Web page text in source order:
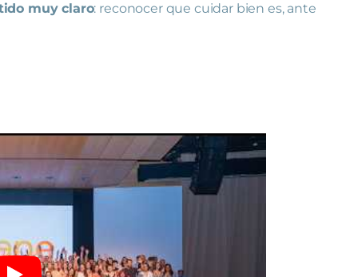
muy claro: reconocer que cuidar bien es, ante